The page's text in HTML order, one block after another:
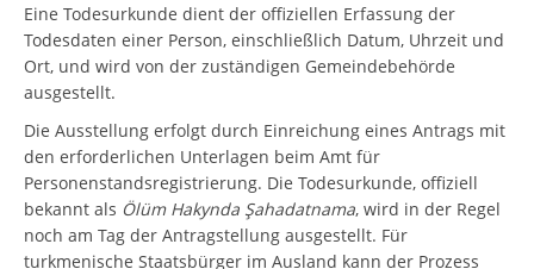
Eine Todesurkunde dient der offiziellen Erfassung der
Todesdaten einer Person, einschließlich Datum, Uhrzeit und
Ort, und wird von der zuständigen Gemeindebehörde
ausgestellt.
Die Ausstellung erfolgt durch Einreichung eines Antrags mit
den erforderlichen Unterlagen beim Amt für
Personenstandsregistrierung. Die Todesurkunde, offiziell
bekannt als Ölüm Hakynda Şahadatnama, wird in der Regel
noch am Tag der Antragstellung ausgestellt. Für
turkmenische Staatsbürger im Ausland kann der Prozess